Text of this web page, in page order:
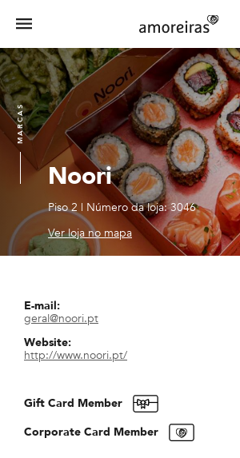
main
content
Home
Menu
Noori
Piso 2 | Número da loja: 3046
Ver loja no mapa
MARCAS
E-mail:
geral@noori.pt
Website:
http://www.noori.pt/
Gift Card Member
Corporate Card Member